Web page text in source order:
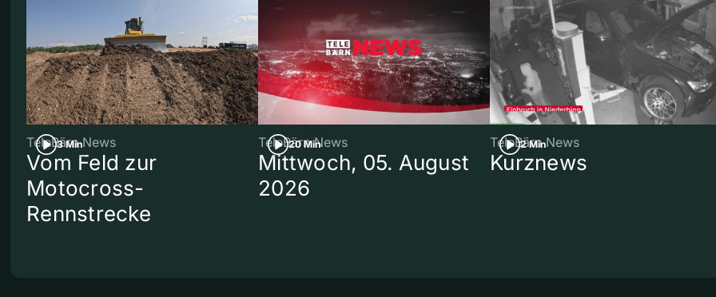
3 Min
TeleBärn News
Vom Feld zur
Motocross-
Rennstrecke
20 Min
TeleBärn News
Mittwoch, 05. August
2026
2 Min
TeleBärn News
Kurznews